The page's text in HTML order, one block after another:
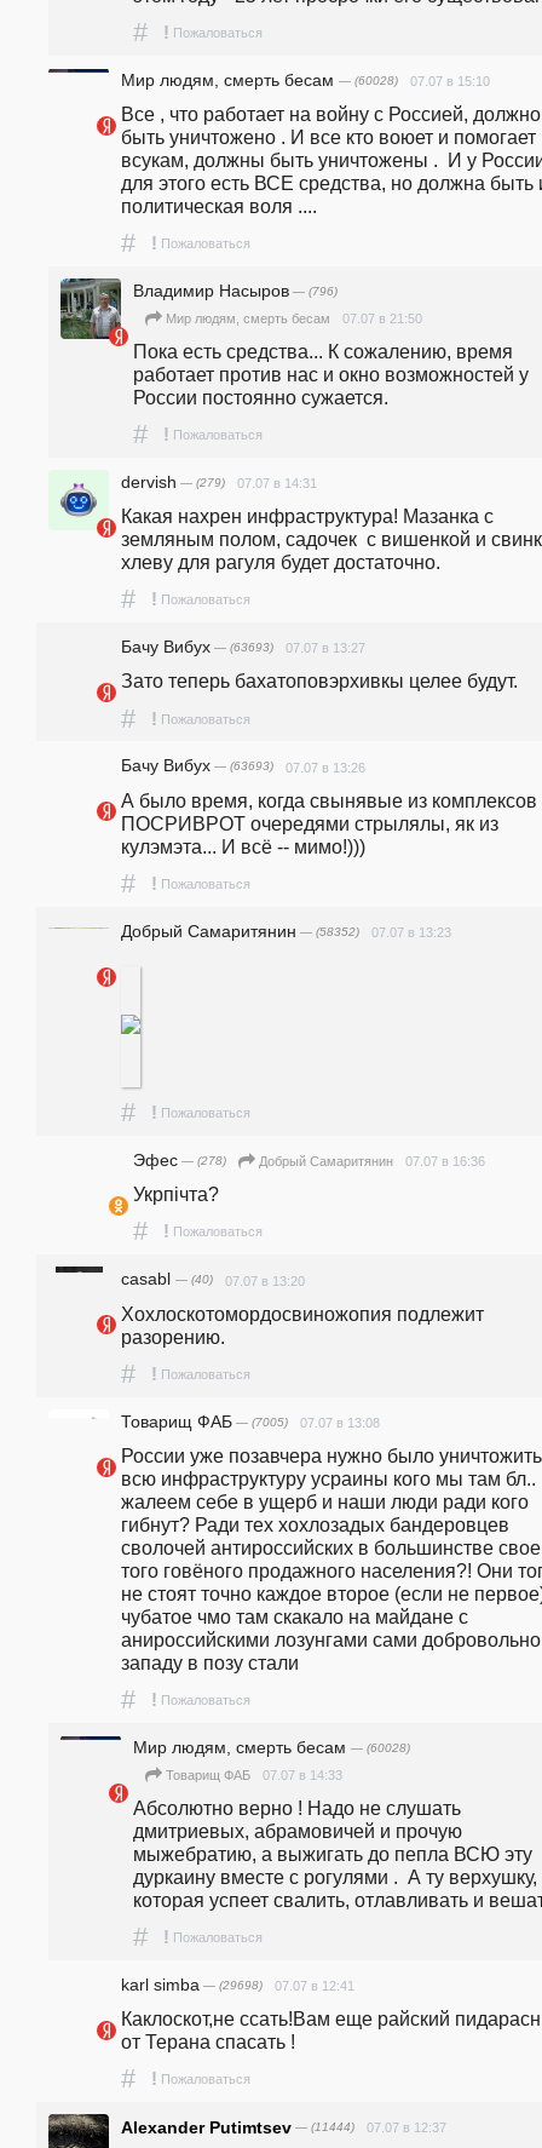
# ! Пожаловаться
Мир людям, смерть бесам — (60028) 07.07 в 15:10
Все , что работает на войну с Россией, должно
быть уничтожено . И все кто воюет и помогает
всукам, должны быть уничтожены .  И у
для этого есть ВСЕ средства, но должна быть
политическая воля ....
# ! Пожаловаться
Владимир Насыров — (796)
Мир людям, смерть бесам 07.07 в 21:50
Пока есть средства... К сожалению, время
работает против нас и окно возможностей у
России постоянно сужается.
# ! Пожаловаться
dervish — (279) 07.07 в 14:31
Какая нахрен инфраструктура! Мазанка с
земляным полом, садочек  с вишенкой и
хлеву для рагуля будет достаточно.
# ! Пожаловаться
Бачу Вибух — (63693) 07.07 в 13:27
Зато теперь бахатоповэрхивкы целее будут.
# ! Пожаловаться
Бачу Вибух — (63693) 07.07 в 13:26
А было время, когда свынявые из комплексов
ПОСРИВРОТ очередями стрылялы, як из
кулэмэта... И всё -- мимо!)))
# ! Пожаловаться
Добрый Самаритянин — (58352) 07.07 в 13:23
# ! Пожаловаться
Эфес — (278) Добрый Самаритянин 07.07 в 16:36
Укрпiчта?
# ! Пожаловаться
casabl — (40) 07.07 в 13:20
Хохлоскотомордосвиножопия подлежит
разорению.
# ! Пожаловаться
Товарищ ФАБ — (7005) 07.07 в 13:08
России уже позавчера нужно было уничтожить
всю инфраструктуру усраины кого мы там бл..
жалеем себе в ущерб и наши люди ради кого
гибнут? Ради тех хохлозадых бандеровцев
сволочей антироссийских в большинстве
того говёного продажного населения?! Они
не стоят точно каждое второе (если не
чубатое чмо там скакало на майдане с
анироссийскими лозунгами сами добровольно
западу в позу стали
# ! Пожаловаться
Мир людям, смерть бесам — (60028)
Товарищ ФАБ 07.07 в 14:33
Абсолютно верно ! Надо не слушать
дмитриевых, абрамовичей и прочую
мыжебратию, а выжигать до пепла ВСЮ эту
дуркаину вместе с рогулями .  А ту верхушку,
которая успеет свалить, отлавливать и
# ! Пожаловаться
karl simba — (29698) 07.07 в 12:41
Каклоскот,не ссать!Вам еще райский
от Терана спасать !
# ! Пожаловаться
Alexander Putimtsev — (11444) 07.07 в 12:37